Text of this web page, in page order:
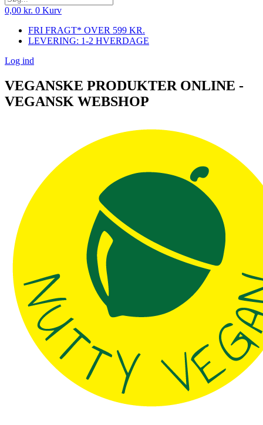
0,00 kr. 0 Kurv
FRI FRAGT* OVER 599 KR.
LEVERING: 1-2 HVERDAGE
Log ind
VEGANSKE PRODUKTER ONLINE -
VEGANSK WEBSHOP